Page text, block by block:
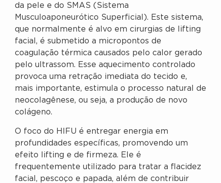
da pele e do SMAS (Sistema
Musculoaponeurótico Superficial). Este sistema,
que normalmente é alvo em cirurgias de lifting
facial, é submetido a micropontos de
coagulação térmica causados pelo calor gerado
pelo ultrassom. Esse aquecimento controlado
provoca uma retração imediata do tecido e,
mais importante, estimula o processo natural de
neocolagênese, ou seja, a produção de novo
colágeno.
O foco do HIFU é entregar energia em
profundidades específicas, promovendo um
efeito lifting e de firmeza. Ele é
frequentemente utilizado para tratar a flacidez
facial, pescoço e papada, além de contribuir